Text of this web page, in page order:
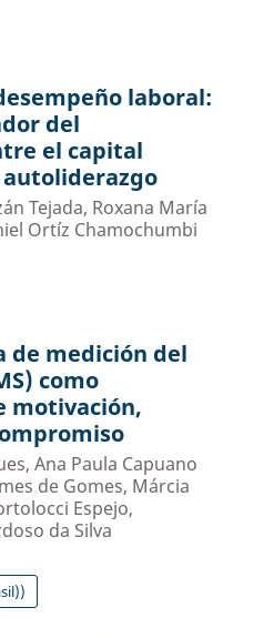
laboral:
del
el capital
autoliderazgo
Tejada, Roxana María
Ortíz Chamochumbi
de medición del
como
motivación,
Ana Paula Capuano
de Gomes, Márcia
Espejo,
da Silva